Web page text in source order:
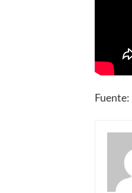
Fuente: